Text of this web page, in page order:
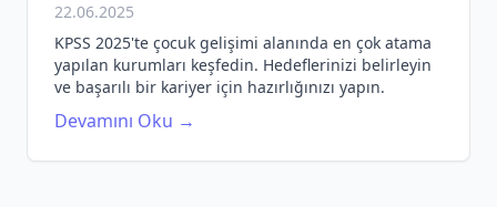
22.06.2025
KPSS 2025'te çocuk gelişimi alanında en çok atama
yapılan kurumları keşfedin. Hedeflerinizi belirleyin
ve başarılı bir kariyer için hazırlığınızı yapın.
Devamını Oku →